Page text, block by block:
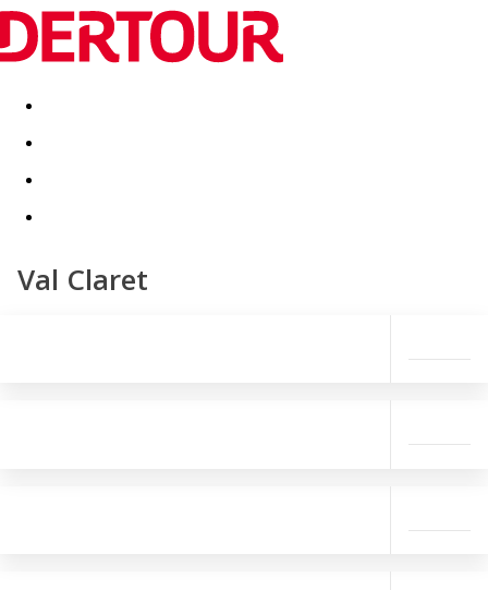
Destinatii Vacanta perfecta OFERTE DE NERATAT
Val Claret